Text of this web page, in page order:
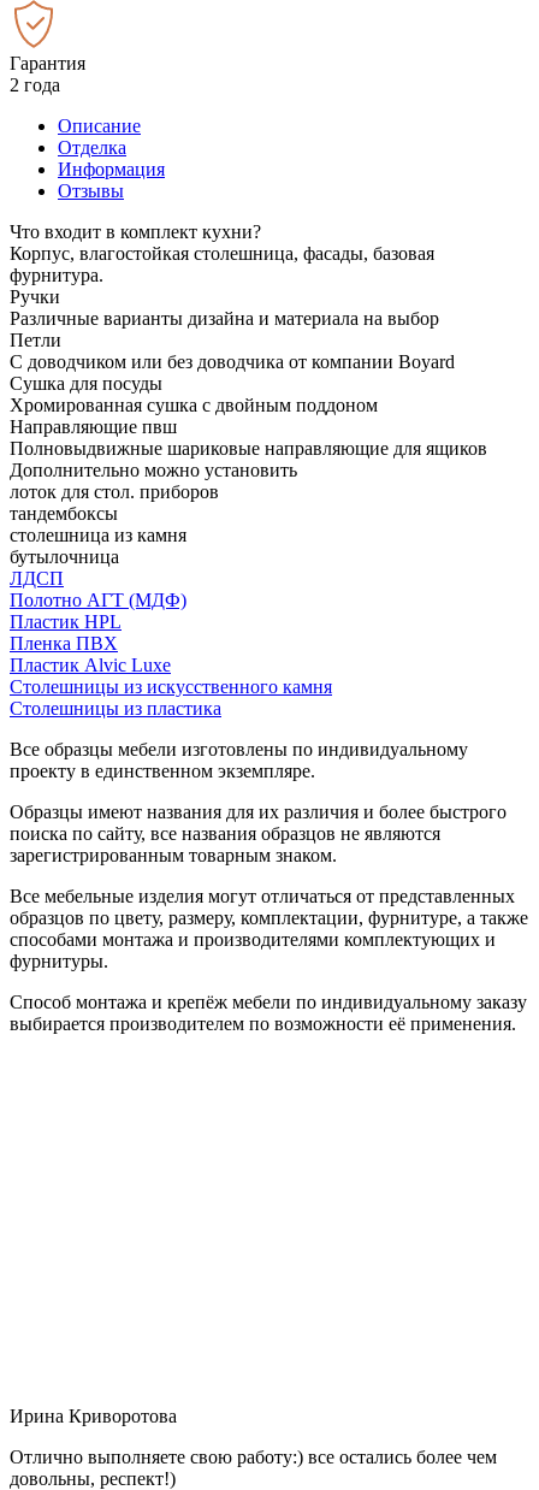
Гарантия
2 года
Описание
Отделка
Информация
Отзывы
Что входит в комплект кухни?
Корпус, влагостойкая столешница, фасады, базовая
фурнитура.
Ручки
Различные варианты дизайна и материала на выбор
Петли
С доводчиком или без доводчика от компании Boyard
Сушка для посуды
Хромированная сушка с двойным поддоном
Направляющие пвш
Полновыдвижные шариковые направляющие для ящиков
Дополнительно можно установить
лоток для стол. приборов
тандембоксы
столешница из камня
бутылочница
ЛДСП
Полотно АГТ (МДФ)
Пластик HPL
Пленка ПВХ
Пластик Alvic Luxe
Столешницы из искусственного камня
Столешницы из пластика
Все образцы мебели изготовлены по индивидуальному
проекту в единственном экземпляре.
Образцы имеют названия для их различия и более быстрого
поиска по сайту, все названия образцов не являются
зарегистрированным товарным знаком.
Все мебельные изделия могут отличаться от представленных
образцов по цвету, размеру, комплектации, фурнитуре, а также
способами монтажа и производителями комплектующих и
фурнитуры.
Способ монтажа и крепёж мебели по индивидуальному заказу
выбирается производителем по возможности её применения.
Ирина Криворотова
Отлично выполняете свою работу:) все остались более чем
довольны, респект!)